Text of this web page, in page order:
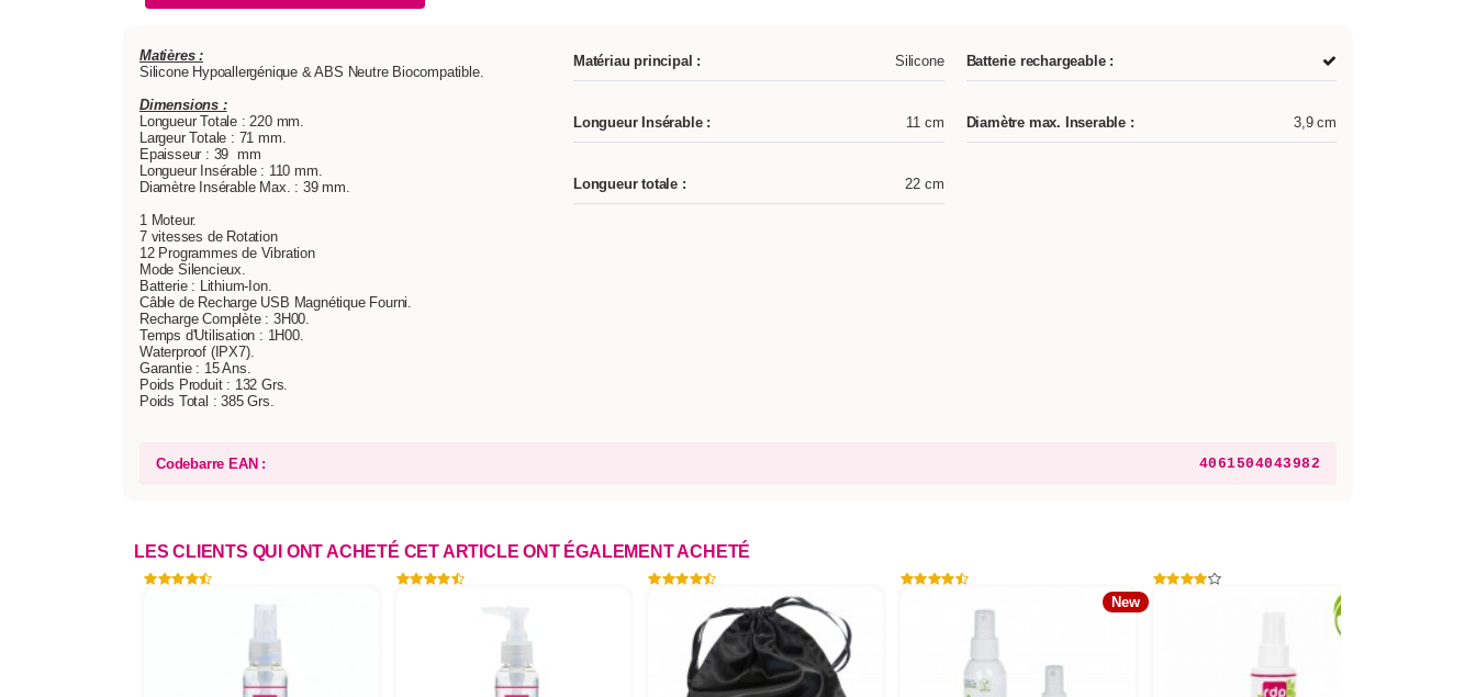
Matières :
Silicone Hypoallergénique & ABS Neutre Biocompatible.
Dimensions :
Longueur Totale : 220 mm.
Largeur Totale : 71 mm.
Epaisseur : 39 mm
Longueur Insérable : 110 mm.
Diamètre Insérable Max. : 39 mm.
1 Moteur.
7 vitesses de Rotation
12 Programmes de Vibration
Mode Silencieux.
Batterie : Lithium-Ion.
Câble de Recharge USB Magnétique Fourni.
Recharge Complète : 3H00.
Temps d'Utilisation : 1H00.
Waterproof (IPX7).
Garantie : 15 Ans.
Poids Produit : 132 Grs.
Poids Total : 385 Grs.
Matériau principal : Silicone Batterie rechargeable :
Longueur Insérable : 11 cm Diamètre max. Inserable : 3,9 cm
Longueur totale : 22 cm
Codebarre EAN : 4061504043982
LES CLIENTS QUI ONT ACHETÉ CET ARTICLE ONT ÉGALEMENT ACHETÉ
New